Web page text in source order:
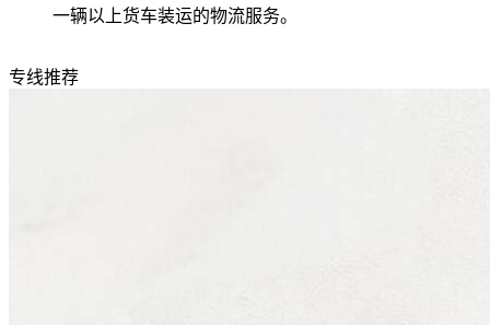
一辆以上货车装运的物流服务。
专线推荐